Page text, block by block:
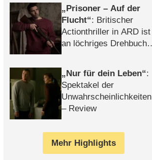
Prisoner – Auf der
Flucht : Britischer
Actionthriller in ARD ist
an löchriges Drehbuch
Nur für dein Leben :
Spektakel der
Unwahrscheinlichkeiten
– Review
Mehr Highlights